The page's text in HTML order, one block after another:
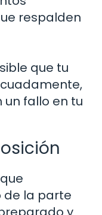
respalden
que tu
fallo en tu
de la parte